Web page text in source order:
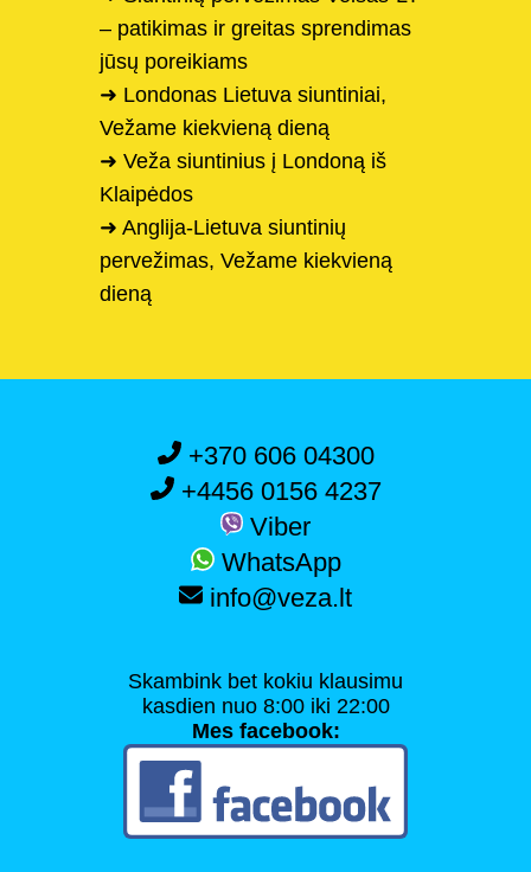
– patikimas ir greitas sprendimas
jūsų poreikiams
➜ Londonas Lietuva siuntiniai,
Vežame kiekvieną dieną
➜ Veža siuntinius į Londoną iš
Klaipėdos
➜ Anglija-Lietuva siuntinių
pervežimas, Vežame kiekvieną
dieną
+370 606 04300
+4456 0156 4237
Viber
WhatsApp
info@veza.lt
Skambink bet kokiu klausimu
kasdien nuo 8:00 iki 22:00
Mes facebook: